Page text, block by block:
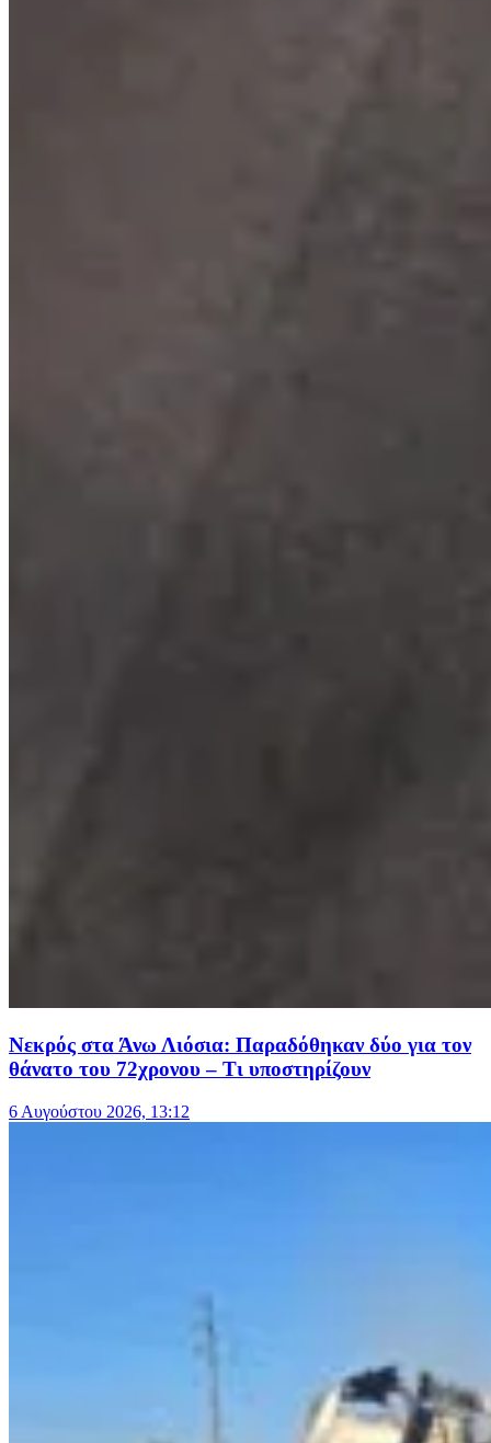
Νεκρός στα Άνω Λιόσια: Παραδόθηκαν δύο για τον
θάνατο του 72χρονου – Τι υποστηρίζουν
6 Αυγούστου 2026, 13:12